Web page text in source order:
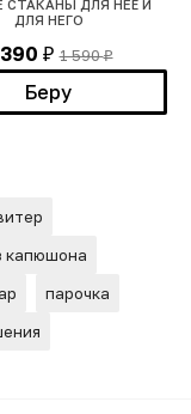
СТАКАНЫ ДЛЯ НЕЁ И
ДЛЯ НЕГО
₽ 1 590₽
Беру
капюшона
парочка